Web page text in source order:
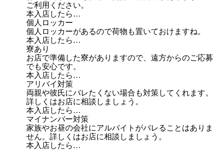
ご利用ください。
本入店したら…
個人ロッカー
個人ロッカーがあるので荷物も置いておけますね。
本入店したら…
寮あり
お店で準備した寮がありますので、遠方からのご応募
でも安心です。
本入店したら…
アリバイ対策
両親や彼氏にバレたくない場合も対策してくれます。
詳しくはお店に相談しましょう。
本入店したら…
マイナンバー対策
家族やお昼の会社にアルバイトがバレることはありま
せん。詳しくはお店に相談しましょう。
本入店したら…